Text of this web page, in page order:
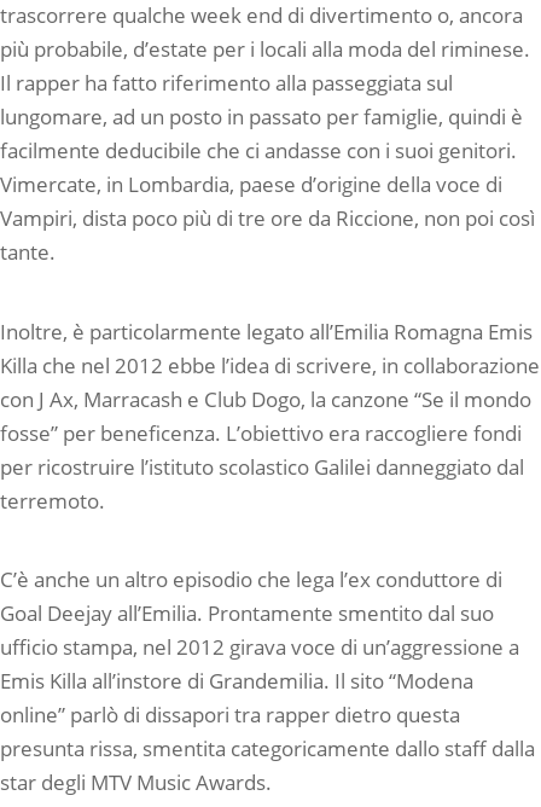
trascorrere qualche week end di divertimento o, ancora
più probabile, d’estate per i locali alla moda del riminese.
Il rapper ha fatto riferimento alla passeggiata sul
lungomare, ad un posto in passato per famiglie, quindi è
facilmente deducibile che ci andasse con i suoi genitori.
Vimercate, in Lombardia, paese d’origine della voce di
Vampiri, dista poco più di tre ore da Riccione, non poi così
tante.
Inoltre, è particolarmente legato all’Emilia Romagna Emis
Killa che nel 2012 ebbe l’idea di scrivere, in collaborazione
con J Ax, Marracash e Club Dogo, la canzone “Se il mondo
fosse” per beneficenza. L’obiettivo era raccogliere fondi
per ricostruire l’istituto scolastico Galilei danneggiato dal
terremoto.
C’è anche un altro episodio che lega l’ex conduttore di
Goal Deejay all’Emilia. Prontamente smentito dal suo
ufficio stampa, nel 2012 girava voce di un’aggressione a
Emis Killa all’instore di Grandemilia. Il sito “Modena
online” parlò di dissapori tra rapper dietro questa
presunta rissa, smentita categoricamente dallo staff dalla
star degli MTV Music Awards.